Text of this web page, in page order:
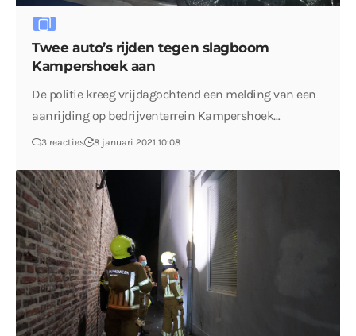
Twee auto’s rijden tegen slagboom
Kampershoek aan
De politie kreeg vrijdagochtend een melding van een
aanrijding op bedrijventerrein Kampershoek…
3 reacties 8 januari 2021 10:08